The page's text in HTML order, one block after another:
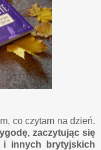
co czytam na dzień.
zaczytując się
i innych brytyjskich